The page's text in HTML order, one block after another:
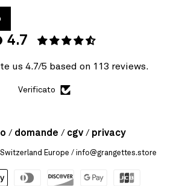
4.7
us 4.7/5 based on 113 reviews.
Verificato
domande cgv privacy
Europe / info@grangettes.store